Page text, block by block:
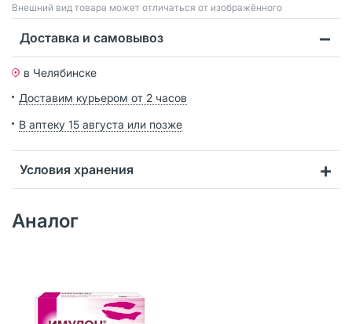
Bнешний вид товара может отличаться от изображённого
Доставка и самовывоз
в Челябинске
Доставим курьером от 2 часов
В аптеку 15 августа или позже
Условия хранения
Аналог